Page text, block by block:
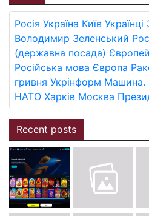
Росія Україна Київ Українці
Володимир Зеленський
(державна посада)
Російська мова Європа
гривня Укрінформ Машина.
НАТО Харків Москва
Recent posts